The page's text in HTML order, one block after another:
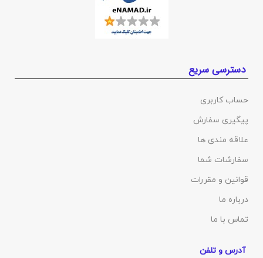
دسترسی سریع
حساب کاربری
پیگیری سفارش
علاقه مندی ها
سفارشات شما
قوانین و مقررات
درباره ما
تماس با ما
آدرس و تلفن